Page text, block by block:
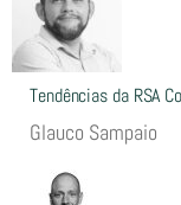
Tendências da RSA
Glauco Sampaio